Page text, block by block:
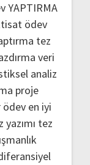
YAPTIRMA
ödev
tez
veri
analiz
proje
ödev en iyi
yazımı tez